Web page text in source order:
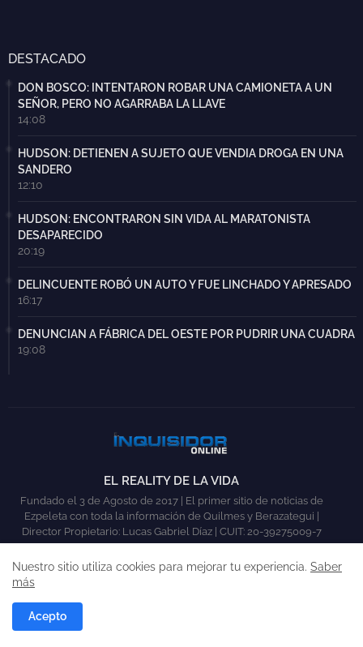
DESTACADO
DON BOSCO: INTENTARON ROBAR UNA CAMIONETA A UN
SEÑOR, PERO NO AGARRABA LA LLAVE
14:08
HUDSON: DETIENEN A SUJETO QUE VENDIA DROGA EN UNA
SANDERO
12:10
HUDSON: ENCONTRARON SIN VIDA AL MARATONISTA
DESAPARECIDO
20:19
DELINCUENTE ROBÓ UN AUTO Y FUE LINCHADO Y APRESADO
16:17
DENUNCIAN A FÁBRICA DEL OESTE POR PUDRIR UNA CUADRA
19:08
EL REALITY DE LA VIDA
Fundado el 3 de Agosto de 2017 | El primer sitio de noticias de
Ezpeleta con toda la información de Quilmes y Berazategui |
Director Propietario: Lucas Gabriel Díaz | CUIT: 20-39275009-7
INICIO
Nuestro sitio utiliza cookies para mejorar tu experiencia. Saber
más
Acepto